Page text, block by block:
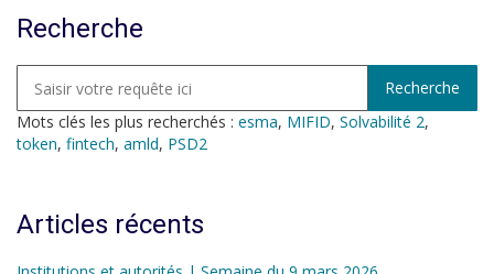
Recherche
Mots clés les plus recherchés : esma, MIFID, Solvabilité 2,
token, fintech, amld, PSD2
Articles récents